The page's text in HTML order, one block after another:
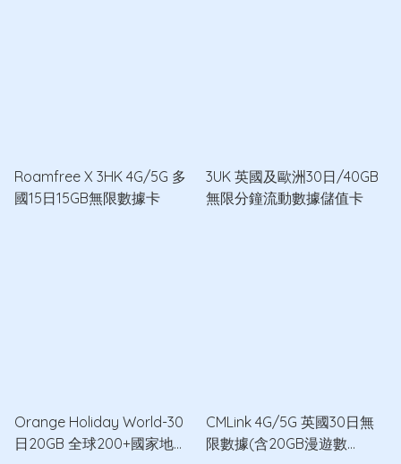
Roamfree X 3HK 4G/5G 多
國15日15GB無限數據卡
3UK 英國及歐洲30日/40GB
無限分鐘流動數據儲值卡
Orange Holiday World-30
日20GB 全球200+國家地區
CMLink 4G/5G 英國30日無
限數據(含20GB漫遊數